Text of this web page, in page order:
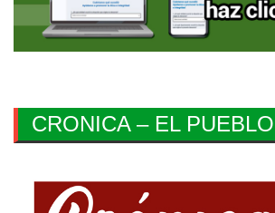
CRONICA – EL PUEBLO